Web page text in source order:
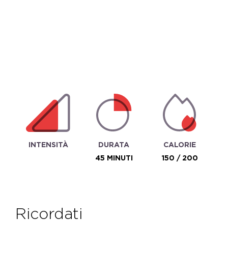
INTENSITÀ
DURATA
45 MINUTI
CALORIE
150 / 200
ricordati